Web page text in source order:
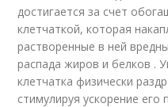
достигается за счет
клетчаткой, которая
растворенные в ней
распада жиров и белков .
клетчатка физически
стимулируя ускорение его